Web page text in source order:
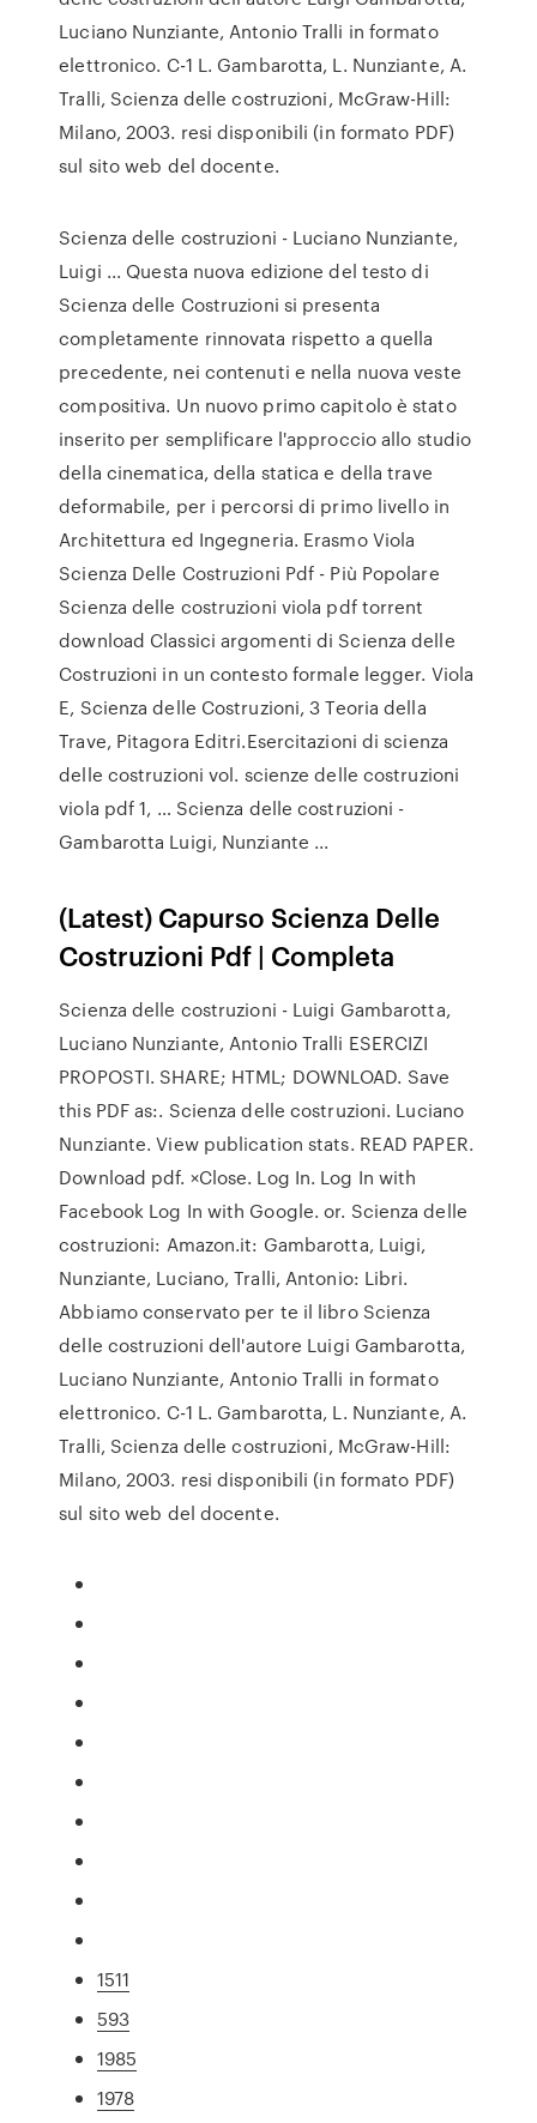
Luciano Nunziante, Antonio Tralli in formato
elettronico. C-1 L. Gambarotta, L. Nunziante, A.
Tralli, Scienza delle costruzioni, McGraw-Hill:
Milano, 2003. resi disponibili (in formato PDF)
sul sito web del docente.
Scienza delle costruzioni - Luciano Nunziante,
Luigi ... Questa nuova edizione del testo di
Scienza delle Costruzioni si presenta
completamente rinnovata rispetto a quella
precedente, nei contenuti e nella nuova veste
compositiva. Un nuovo primo capitolo è stato
inserito per semplificare l'approccio allo studio
della cinematica, della statica e della trave
deformabile, per i percorsi di primo livello in
Architettura ed Ingegneria. Erasmo Viola
Scienza Delle Costruzioni Pdf - Più Popolare
Scienza delle costruzioni viola pdf torrent
download Classici argomenti di Scienza delle
Costruzioni in un contesto formale legger. Viola
E, Scienza delle Costruzioni, 3 Teoria della
Trave, Pitagora Editri.Esercitazioni di scienza
delle costruzioni vol. scienze delle costruzioni
viola pdf 1, … Scienza delle costruzioni -
Gambarotta Luigi, Nunziante ...
(Latest) Capurso Scienza Delle
Costruzioni Pdf | Completa
Scienza delle costruzioni - Luigi Gambarotta,
Luciano Nunziante, Antonio Tralli ESERCIZI
PROPOSTI. SHARE; HTML; DOWNLOAD. Save
this PDF as:. Scienza delle costruzioni. Luciano
Nunziante. View publication stats. READ PAPER.
Download pdf. ×Close. Log In. Log In with
Facebook Log In with Google. or. Scienza delle
costruzioni: Amazon.it: Gambarotta, Luigi,
Nunziante, Luciano, Tralli, Antonio: Libri.
Abbiamo conservato per te il libro Scienza
delle costruzioni dell'autore Luigi Gambarotta,
Luciano Nunziante, Antonio Tralli in formato
elettronico. C-1 L. Gambarotta, L. Nunziante, A.
Tralli, Scienza delle costruzioni, McGraw-Hill:
Milano, 2003. resi disponibili (in formato PDF)
sul sito web del docente.
1511
593
1985
1978